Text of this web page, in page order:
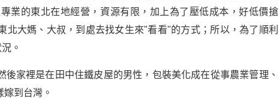
業的東北在地經營，資源有限，加上為了壓低成本，好低價搶
北大媽、大叔，到處去找女生來"看看"的方式；所以，為了順利
。
家裡是在田中住鐵皮屋的男性，包裝美化成在從事農業管理、
到台灣。